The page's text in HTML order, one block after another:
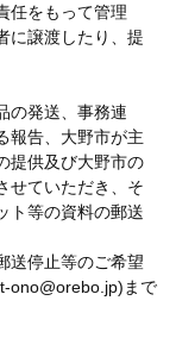
任をもって管理
に譲渡したり、提
の発送、事務連
報告、大野市が主
提供及び大野市の
せていただき、そ
ト等の資料の郵送
送停止等のご希望
ono@orebo.jp)まで